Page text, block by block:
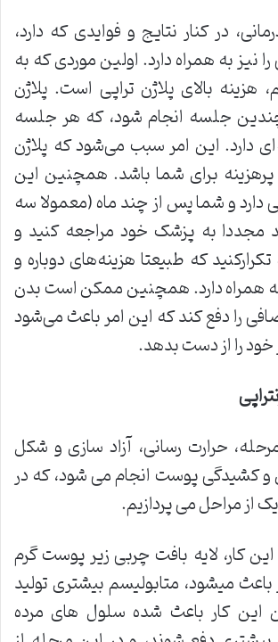
در کنار نتایج و فوایدی که دارد،
نیز به همراه دارد. اولین موردی که به
هزینه بالای پلاژن تراپی است. پلاژن
جلسه انجام شود، که هر جلسه
دارد. این امر سبب می‌شود که پلاژن
پرهزینه برای شما باشد. همچنین این
دارد و شما پس از چند ماه (معمولا سه
مجددا به پزشک خود مراجعه کنید و
که طبیعتا هزینه‌های دوباره و
به همراه دارد. همچنین ممکن است بدن
را دفع کند که این امر باعث می‌شود
خود را از دست بدهد.
حرارت رسانی، آزاد سازی و شکل
کشیدگی پوست انجام می ­شود، که در
از مراحل می ­پردازیم.
این کار، لایه بافت چربی زیر پوست گرم
می­شود، متابولیسم بیشتری تولید
کار باعث شده سلول های مرده